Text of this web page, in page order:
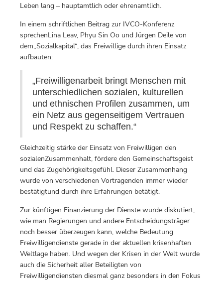
Leben lang – hauptamtlich oder ehrenamtlich.
In einem schriftlichen Beitrag zur IVCO-Konferenz
sprechenLina Leav, Phyu Sin Oo und Jürgen Deile von
dem„Sozialkapital“, das Freiwillige durch ihren Einsatz
aufbauten:
„Freiwilligenarbeit bringt Menschen mit
unterschiedlichen sozialen, kulturellen
und ethnischen Profilen zusammen, um
ein Netz aus gegenseitigem Vertrauen
und Respekt zu schaffen.“
Gleichzeitig stärke der Einsatz von Freiwilligen den
sozialenZusammenhalt, fördere den Gemeinschaftsgeist
und das Zugehörigkeitsgefühl. Dieser Zusammenhang
wurde von verschiedenen Vortragenden immer wieder
bestätigtund durch ihre Erfahrungen betätigt.
Zur künftigen Finanzierung der Dienste wurde diskutiert,
wie man Regierungen und andere Entscheidungsträger
noch besser überzeugen kann, welche Bedeutung
Freiwilligendienste gerade in der aktuellen krisenhaften
Weltlage haben. Und wegen der Krisen in der Welt wurde
auch die Sicherheit aller Beteiligten von
Freiwilligendiensten diesmal ganz besonders in den Fokus